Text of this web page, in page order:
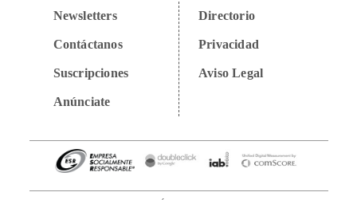
Newsletters
Contáctanos
Suscripciones
Anúnciate
Directorio
Privacidad
Aviso Legal